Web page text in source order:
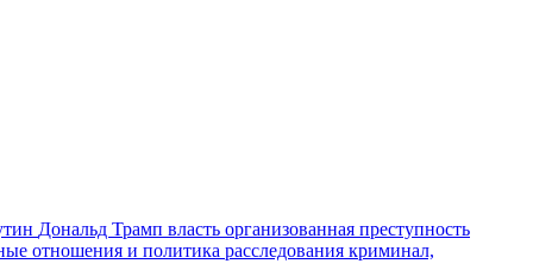
Дональд Трамп власть организованная преступность
отношения и политика расследования криминал,